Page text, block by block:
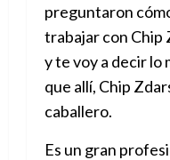
preguntaron
trabajar con Chip
y te voy a decir lo
que allí, Chip
caballero.
Es un gran